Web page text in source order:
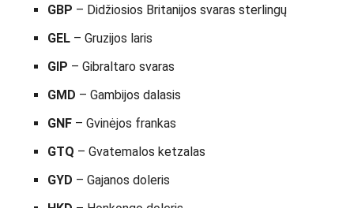
GBP – Didžiosios Britanijos svaras sterlingų
GEL – Gruzijos laris
GIP – Gibraltaro svaras
GMD – Gambijos dalasis
GNF – Gvinėjos frankas
GTQ – Gvatemalos ketzalas
GYD – Gajanos doleris